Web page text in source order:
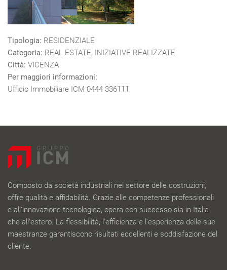
Tipologia: RESIDENZIALE
Categoria: REAL ESTATE, INIZIATIVE REALIZZATE
Città: VICENZA
Per maggiori informazioni:
Ufficio Immobiliare ICM 0444 336111
Composto da società industriali nel settore delle costruzioni,
offre qualità e affidabilità. Grazie alle competenze professionali
e all'innovazione tecnologica, opera con successo sia in Italia
che all'estero. La flessibilità, l'efficienza e l'esperienza delle sue
maestranze garantiscono risultati eccellenti e soddisfazione del
cliente.